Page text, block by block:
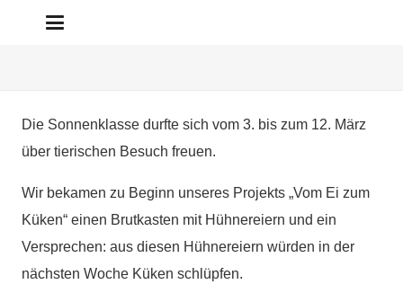
Die Sonnenklasse durfte sich vom 3. bis zum 12. März
über tierischen Besuch freuen.
Wir bekamen zu Beginn unseres Projekts „Vom Ei zum
Küken“ einen Brutkasten mit Hühnereiern und ein
Versprechen: aus diesen Hühnereiern würden in der
nächsten Woche Küken schlüpfen.